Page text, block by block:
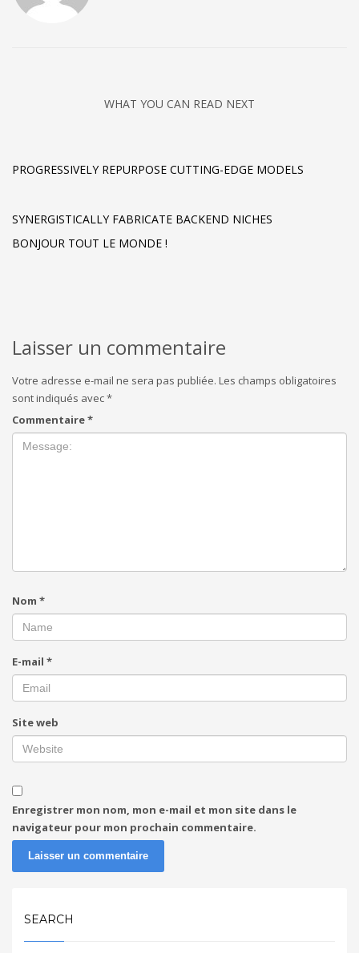
WHAT YOU CAN READ NEXT
PROGRESSIVELY REPURPOSE CUTTING-EDGE MODELS
SYNERGISTICALLY FABRICATE BACKEND NICHES
BONJOUR TOUT LE MONDE !
Laisser un commentaire
Votre adresse e-mail ne sera pas publiée. Les champs obligatoires
sont indiqués avec*
Commentaire*
Nom *
E-mail *
Site web
Enregistrer mon nom, mon e-mail et mon site dans le
navigateur pour mon prochain commentaire.
SEARCH